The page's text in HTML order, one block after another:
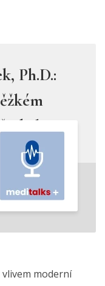
Ph.D.:
ubylo
moderní